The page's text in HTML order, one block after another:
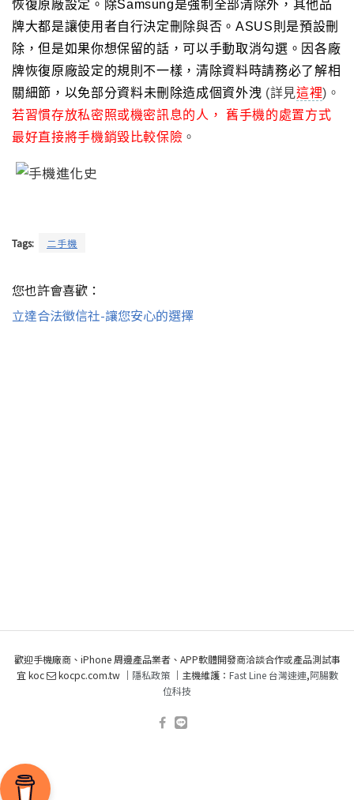
恢復原廠設定 。 除Samsung是強制全部清除外，其他品
牌大都是讓使用者自行決定刪除與否。ASUS則是預設刪
除，但是如果你想保留的話，可以手動取消勾選。因各廠
牌恢復原廠設定的規則不一樣 ，清除資料時請務必了解相
關細節 ， 以免部分資料未刪除造成個資外洩 (詳見這裡) 。
若習慣存放私密照或機密訊息的人 ，
舊手機的處置方式
最好直接將手機銷毀比較保險 。
Tags: 二手機
您也許會喜歡：
立達合法徵信社-讓您安心的選擇
歡迎手機廠商、iPhone 周邊產品業者、APP軟體開發商洽談合作或產品測試事
宜 koc
kocpc.com.tw ｜ 隱私政策｜主機維護： Fast Line 台灣速連,阿腸數
位科技